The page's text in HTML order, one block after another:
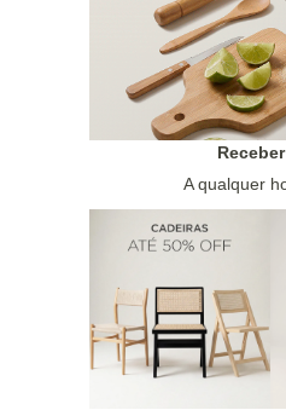
A qualquer